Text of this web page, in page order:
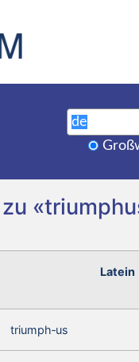
Latein
triumph‑us